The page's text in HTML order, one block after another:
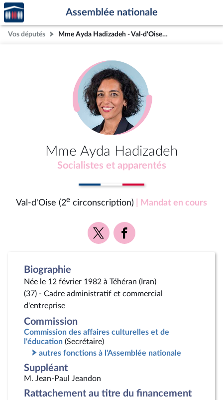
Aller au contenu
Aller en bas de la page
Accèder
à la
page
d'accueil
Assemblée nationale
Vos députés Mme Ayda Hadizadeh - Val-d'Oise (2e circonscription)
Mme Ayda Hadizadeh
Socialistes et apparentés
Val-d'Oise (2e circonscription) | Mandat en cours
Voir
la
Voir
la
Biographie
Née le 12 février 1982 à Téhéran (Iran)
(37) - Cadre administratif et commercial
d'entreprise
Commission
Commission des affaires culturelles et de
l'éducation (Secrétaire)
autres fonctions à l'Assemblée nationale
Suppléant
M. Jean-Paul Jeandon
Rattachement au titre du financement